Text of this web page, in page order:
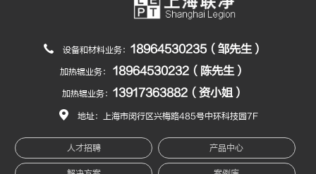
设备和材料业务： 18964530235（邹先生）
加热辊业务： 18964530232（陈先生）
加热辊业务： 13917363882（资小姐）
地址：上海市闵行区兴梅路485号中环科技园7F
人才招聘 产品中心